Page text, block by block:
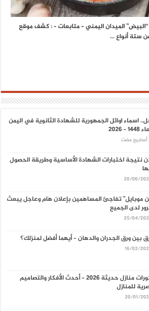
من “البيض” الميدان اليمني – متابعات – : كشف موقع
ستة أنواع …
اسماء اوائل الجمهورية للشهادة الثانوية في اليمن
– 2026
نتيجة اختبارات الشهادة الأساسية وطريقة الحصول
20/06/
موبايل” تفاجئ المساهمين بإعلان هام وعاجل يبعث
لدى الجميع
25/04/
بين ورق الجدران والدهان – أيهما أفضل لمنزلك؟
16/02/
ديكورات منازل حديثة 2026 – أحدث الأفكار والتصاميم
للمنازل
20/01/